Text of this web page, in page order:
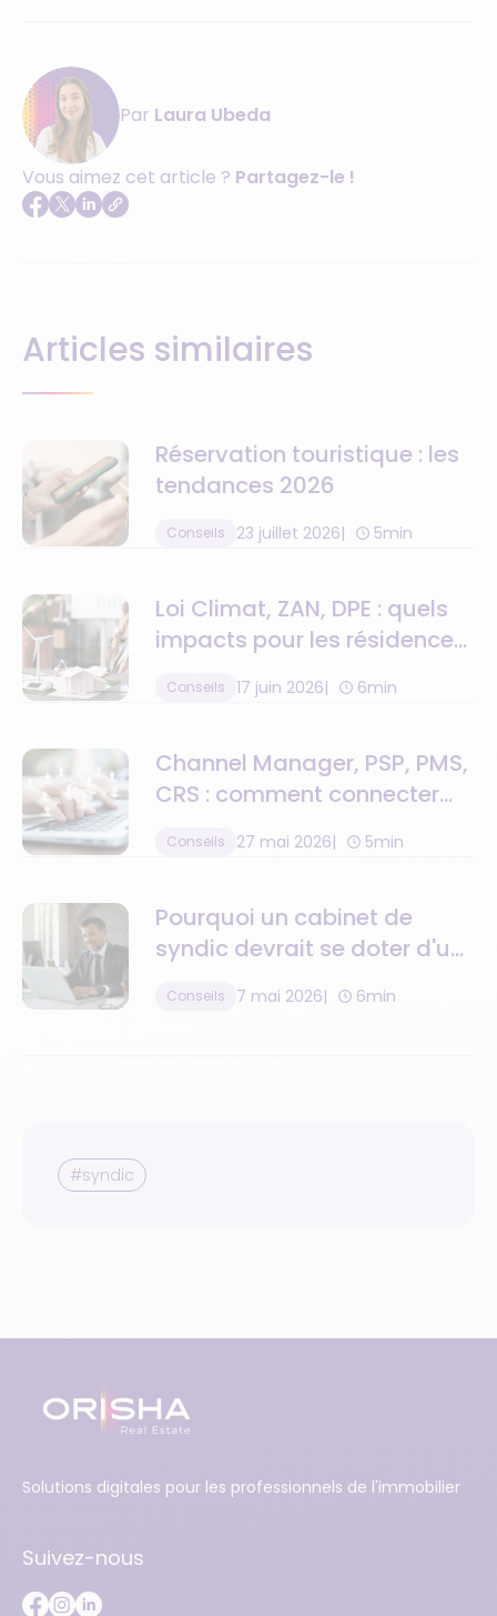
Par Laura Ubeda
Vous aimez cet article ? Partagez-le !
Articles similaires
Réservation touristique : les
tendances 2026
Conseils 23 juillet 2026 5min
Loi Climat, ZAN, DPE : quels
impacts pour les résidences
Conseils 17 juin 2026 6min
Channel Manager, PSP, PMS,
CRS : comment connecter
Conseils 27 mai 2026 5min
Pourquoi un cabinet de
syndic devrait se doter d'un
relation client ?
Conseils 7 mai 2026 6min
#syndic
Solutions digitales pour les professionnels de l'immobilier
Suivez-nous